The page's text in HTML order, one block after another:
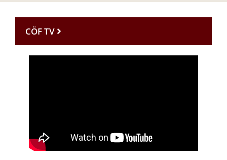
CÖF TV